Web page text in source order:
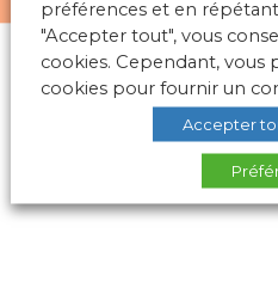
préférences et en
"Accepter tout", vous
cookies. Cependant, vous
cookies pour fournir un
Accepter